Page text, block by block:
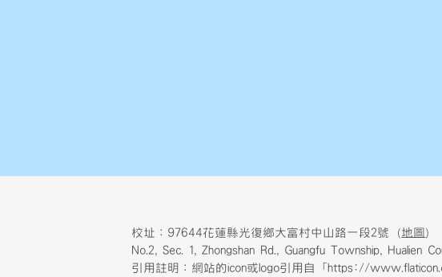
校址：97644花蓮縣光復鄉大富村中山路一段2號（地圖 ）
No.2, Sec. 1, Zhongshan Rd., Guangfu Township,
引用註明：網站的icon或logo引用自「https://